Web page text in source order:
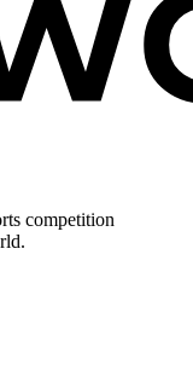
competition